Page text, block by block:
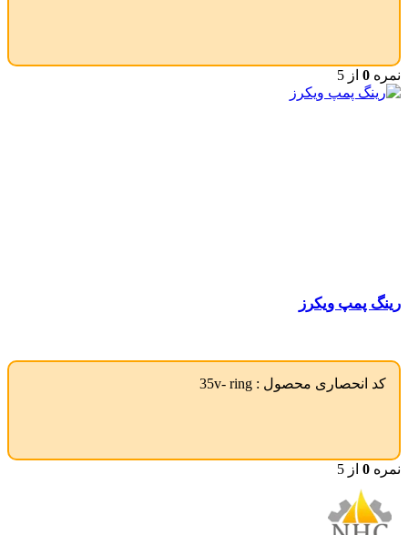
نمره 0 از 5
رینگ پمپ ویکرز
کد انحصاری محصول : 35v- ring
نمره 0 از 5